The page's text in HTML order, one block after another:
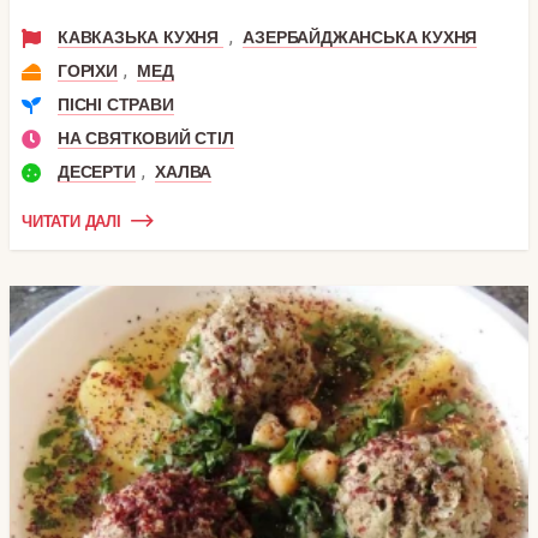
КАВКАЗЬКА КУХНЯ , АЗЕРБАЙДЖАНСЬКА КУХНЯ
ГОРІХИ ,
МЕД
ПІСНІ СТРАВИ
НА СВЯТКОВИЙ СТІЛ
ДЕСЕРТИ , ХАЛВА
ЧИТАТИ ДАЛІ